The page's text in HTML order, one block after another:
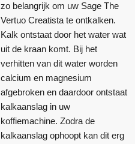
zo belangrijk om uw Sage The
Vertuo Creatista te ontkalken.
Kalk ontstaat door het water wat
uit de kraan komt. Bij het
verhitten van dit water worden
calcium en magnesium
afgebroken en daardoor ontstaat
kalkaanslag in uw
koffiemachine. Zodra de
kalkaanslag ophoopt kan dit erg